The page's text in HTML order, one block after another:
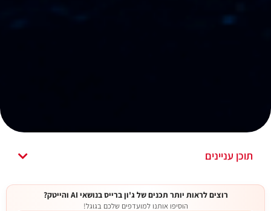
תוכן עניינים
רוצים לראות יותר תכנים של ג'ון ברייס בנושאי AI והייטק?
הוסיפו אותנו למועדפים שלכם בגוגל!